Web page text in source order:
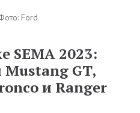
Ford
SEMA 2023:
GT,
и Ranger